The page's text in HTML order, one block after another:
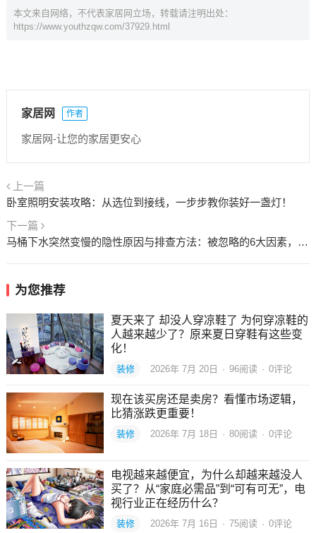
本文来自网络，不代表家居网立场，转载请注明出处：
https://www.youthzqw.com/37929.html
家居网 作者
家居网-让您的家居更安心
上一篇
卧室照明安装攻略：从选位到接线，一步步教你装好一盏灯！
下一篇
马桶下水突然变慢的隐性原因与排查方法：被忽略的6大因素，逐一解决避免盲目处理！
为您推荐
夏天来了 却没人穿凉鞋了 为何穿凉鞋的
人越来越少了？原来夏日穿鞋有这些变
化！
装修 2026年 7月 20日 · 96阅读 · 0评论
现在该买房还是卖房？看懂市场逻辑，
比猜涨跌更重要！
装修 2026年 7月 18日 · 80阅读 · 0评论
电视越来越便宜，为什么却越来越没人
买了？从“家庭必需品”到“可有可无”，电
视行业正在经历什么？
装修 2026年 7月 16日 · 75阅读 · 0评论